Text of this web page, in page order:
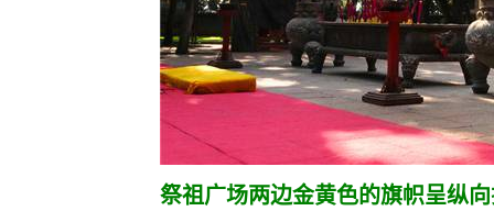
祭祖广场两边金黄色的旗帜呈纵